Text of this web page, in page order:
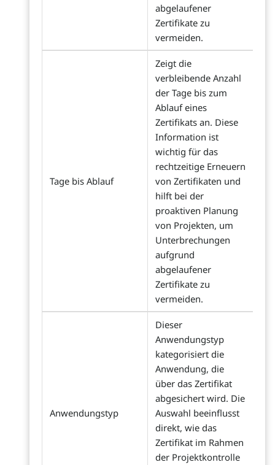
abgelaufener
Zertifikate zu
vermeiden.
Tage bis Ablauf
Zeigt die
verbleibende Anzahl
der Tage bis zum
Ablauf eines
Zertifikats an. Diese
Information ist
wichtig für das
rechtzeitige Erneuern
von Zertifikaten und
hilft bei der
proaktiven Planung
von Projekten, um
Unterbrechungen
aufgrund
abgelaufener
Zertifikate zu
vermeiden.
Anwendungstyp
Dieser
Anwendungstyp
kategorisiert die
Anwendung, die
über das Zertifikat
abgesichert wird. Die
Auswahl beeinflusst
direkt, wie das
Zertifikat im Rahmen
der Projektkontrolle